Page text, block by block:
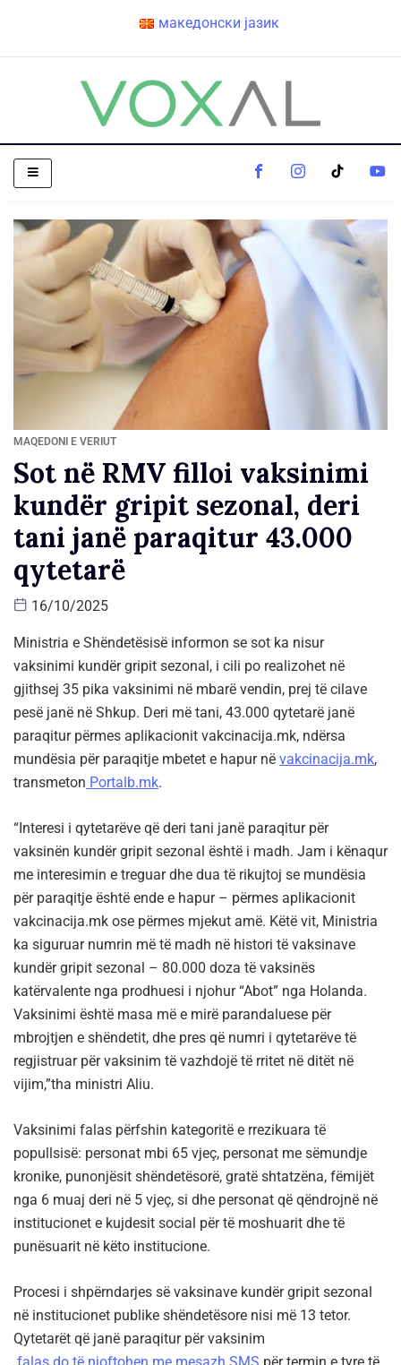
македонски јазик
MAQEDONI E VERIUT
Sot në RMV filloi vaksinimi
kundër gripit sezonal, deri
tani janë paraqitur 43.000
qytetarë
16/10/2025
Ministria e Shëndetësisë informon se sot ka nisur
vaksinimi kundër gripit sezonal, i cili po realizohet në
gjithsej 35 pika vaksinimi në mbarë vendin, prej të cilave
pesë janë në Shkup. Deri më tani, 43.000 qytetarë janë
paraqitur përmes aplikacionit vakcinacija.mk, ndërsa
mundësia për paraqitje mbetet e hapur në vakcinacija.mk,
transmeton Portalb.mk.
“Interesi i qytetarëve që deri tani janë paraqitur për
vaksinën kundër gripit sezonal është i madh. Jam i kënaqur
me interesimin e treguar dhe dua të rikujtoj se mundësia
për paraqitje është ende e hapur – përmes aplikacionit
vakcinacija.mk ose përmes mjekut amë. Këtë vit, Ministria
ka siguruar numrin më të madh në histori të vaksinave
kundër gripit sezonal – 80.000 doza të vaksinës
katërvalente nga prodhuesi i njohur “Abot” nga Holanda.
Vaksinimi është masa më e mirë parandaluese për
mbrojtjen e shëndetit, dhe pres që numri i qytetarëve të
regjistruar për vaksinim të vazhdojë të rritet në ditët në
vijim,”tha ministri Aliu.
Vaksinimi falas përfshin kategoritë e rrezikuara të
popullsisë: personat mbi 65 vjeç, personat me sëmundje
kronike, punonjësit shëndetësorë, gratë shtatzëna, fëmijët
nga 6 muaj deri në 5 vjeç, si dhe personat që qëndrojnë në
institucionet e kujdesit social për të moshuarit dhe të
punësuarit në këto institucione.
Procesi i shpërndarjes së vaksinave kundër gripit sezonal
në institucionet publike shëndetësore nisi më 13 tetor.
Qytetarët që janë paraqitur për vaksinim